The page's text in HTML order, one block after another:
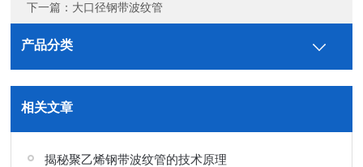
下一篇： 大口径钢带波纹管
产品分类
相关文章
揭秘聚乙烯钢带波纹管的技术原理